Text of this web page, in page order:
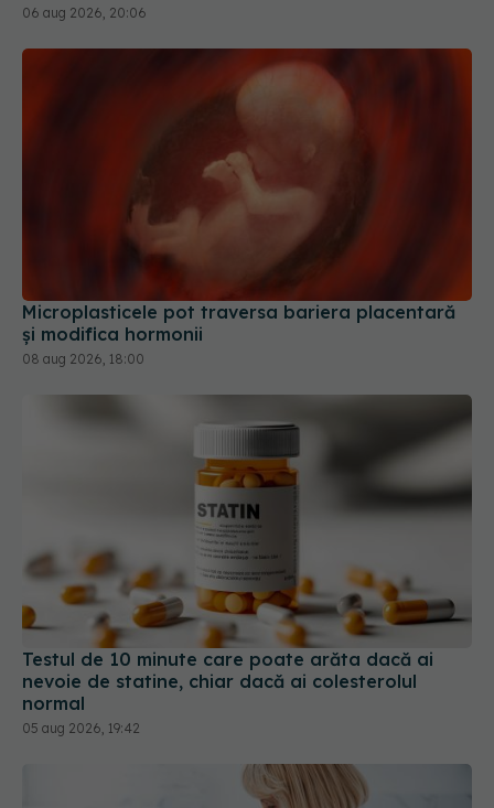
06 aug 2026, 20:06
Microplasticele pot traversa bariera placentară
și modifica hormonii
08 aug 2026, 18:00
Testul de 10 minute care poate arăta dacă ai
nevoie de statine, chiar dacă ai colesterolul
normal
05 aug 2026, 19:42